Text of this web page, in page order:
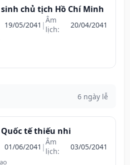
chủ tịch Hồ Chí Minh
19/05/2041 |Âm
lịch:
20/04/2041
6 ngày lễ
tế thiếu nhi
01/06/2041 |Âm
lịch:
03/05/2041